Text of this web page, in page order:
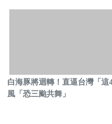
白海豚將迴轉！直逼台灣「
風「恐三颱共舞」